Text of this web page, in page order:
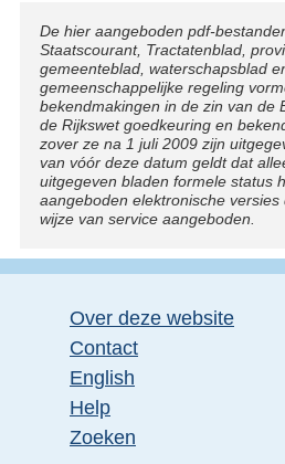
Disclaimer
De hier aangeboden pdf-
Staatscourant, Tractatenblad,
gemeenteblad, waterschapsblad
gemeenschappelijke regeling
bekendmakingen in de zin van de
de Rijkswet goedkeuring en
zover ze na 1 juli 2009 zijn
van vóór deze datum geldt dat
uitgegeven bladen formele status
aangeboden elektronische
wijze van service aangeboden.
Over deze website
Contact
English
Help
Zoeken